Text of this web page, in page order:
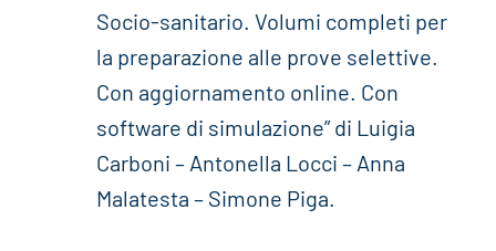
Socio-sanitario. Volumi completi per
la preparazione alle prove selettive.
Con aggiornamento online. Con
software di simulazione” di Luigia
Carboni – Antonella Locci – Anna
Malatesta – Simone Piga.